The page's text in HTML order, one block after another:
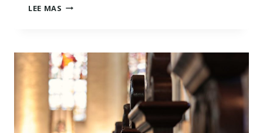
LEE MAS LA
IDOLATRÍA
DENTRO
DE
LA